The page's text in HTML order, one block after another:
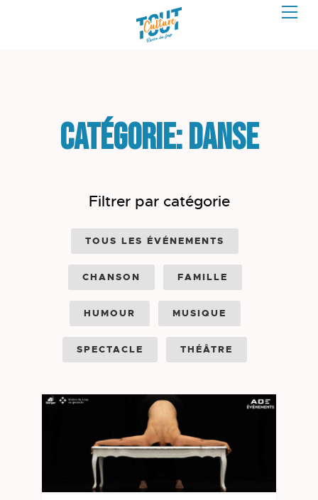
Catégorie: Danse
Filtrer par catégorie
TOUS LES ÉVÉNEMENTS
CHANSON FAMILLE
HUMOUR MUSIQUE
SPECTACLE THÉÂTRE